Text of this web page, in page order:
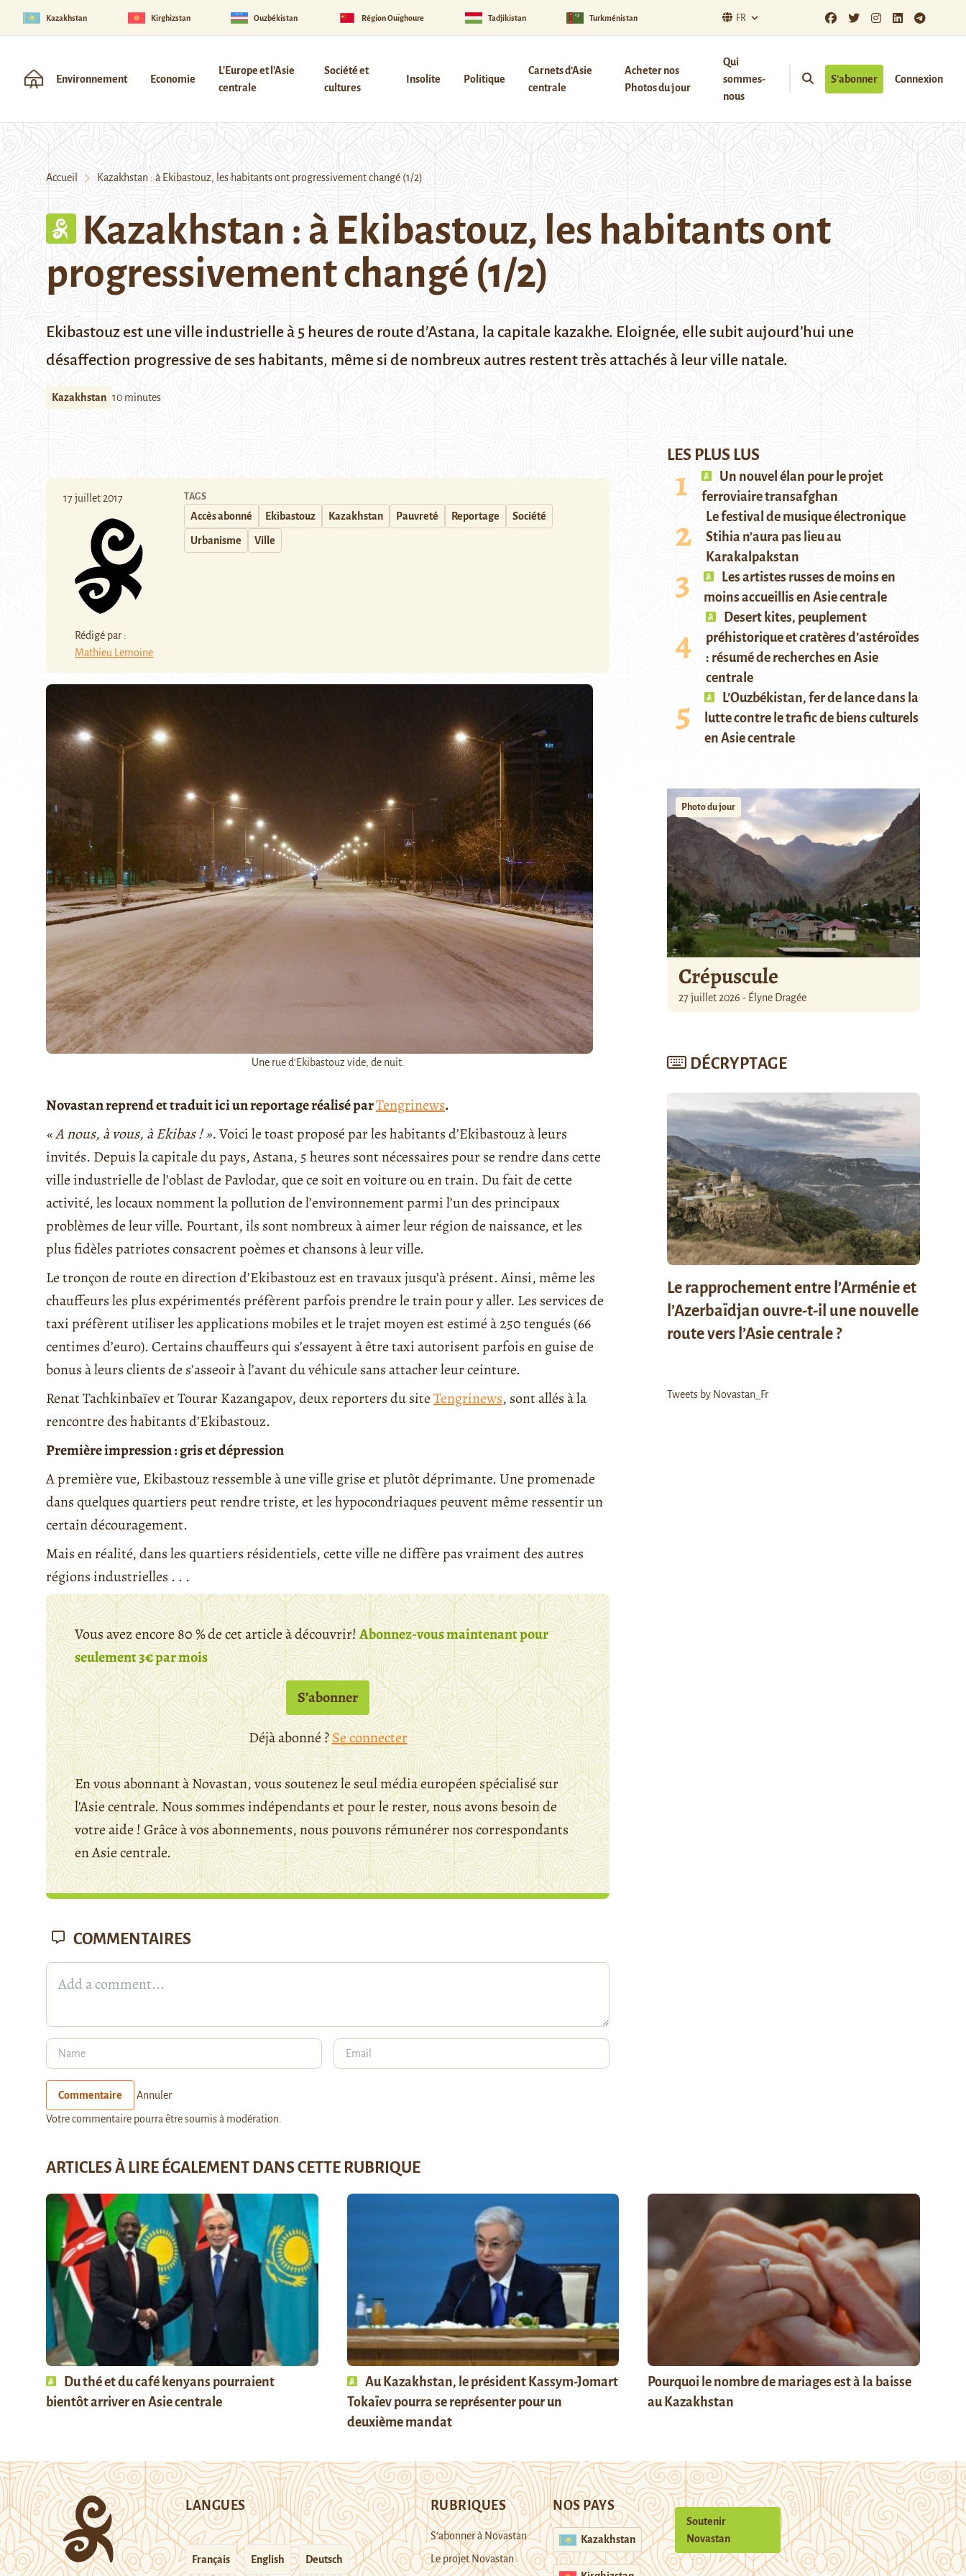
Kazakhstan Kirghizstan Ouzbékistan Région Ouïghoure Tadjikistan Turkménistan FR
Environnement Economie
L'Europe et l'Asie
centrale
Société et
cultures
Insolite Politique
Carnets d’Asie
centrale
Acheter nos
Photos du jour
Qui
sommes-
nous
S’abonner Connexion
Accueil Kazakhstan : à Ekibastouz, les habitants ont progressivement changé (1/2)
Kazakhstan : à Ekibastouz, les habitants ont
progressivement changé (1/2)
Ekibastouz est une ville industrielle à 5 heures de route d’Astana, la capitale kazakhe. Eloignée, elle subit aujourd’hui une
désaffection progressive de ses habitants, même si de nombreux autres restent très attachés à leur ville natale.
Kazakhstan 10 minutes
17 juillet 2017
Rédigé par :
Mathieu Lemoine
TAGS
Accès abonné Ekibastouz Kazakhstan Pauvreté Reportage Société
Urbanisme Ville
Une rue d'Ekibastouz vide, de nuit.
Novastan reprend et traduit ici un reportage réalisé parTengrinews.
« A nous, à vous, à Ekibas ! ».Voici le toast proposé par les habitants d’Ekibastouz à leurs
invités. Depuis la capitale du pays, Astana, 5 heures sont nécessaires pour se rendre dans cette
ville industrielle de l’oblast de Pavlodar, que ce soit en voiture ou en train. Du fait de cette
activité, les locaux nomment la pollution de l’environnement parmi l’un des principaux
problèmes de leur ville. Pourtant, ils sont nombreux à aimer leur région de naissance, et les
plus fidèles patriotes consacrent poèmes et chansons à leur ville.
Le tronçon de route en direction d’Ekibastouz est en travaux jusqu’à présent. Ainsi, même les
chauffeurs les plus expérimentés préfèrent parfois prendre le train pour y aller. Les services de
taxi préfèrent utiliser les applications mobiles et le trajet moyen est estimé à 250 tengués (66
centimes d’euro). Certains chauffeurs qui s’essayent à être taxi autorisent parfois en guise de
bonus à leurs clients de s’asseoir à l’avant du véhicule sans attacher leur ceinture.
Renat Tachkinbaïev et Tourar Kazangapov, deux reporters du siteTengrinews, sont allés à la
rencontre des habitants d’Ekibastouz.
Première impression : gris et dépression
A première vue, Ekibastouz ressemble à une ville grise et plutôt déprimante. Une promenade
dans quelques quartiers peut rendre triste, et les hypocondriaques peuvent même ressentir un
certain découragement.
Mais en réalité, dans les quartiers résidentiels, cette ville ne diffère pas vraiment des autres
régions industrielles . . .
Vous avez encore 80 % de cet article à découvrir!Abonnez-vous maintenant pour
seulement 3€ par mois
S’abonner
Déjà abonné ?Se connecter
En vous abonnant à Novastan, vous soutenez le seul média européen spécialisé sur
l'Asie centrale. Nous sommes indépendants et pour le rester, nous avons besoin de
votre aide ! Grâce à vos abonnements, nous pouvons rémunérer nos correspondants
en Asie centrale.
LES PLUS LUS
Un nouvel élan pour le projet
ferroviaire transafghan
Le festival de musique électronique
Stihia n’aura pas lieu au
Karakalpakstan
Les artistes russes de moins en
moins accueillis en Asie centrale
Desert kites, peuplement
préhistorique et cratères d’astéroïdes
: résumé de recherches en Asie
centrale
L’Ouzbékistan, fer de lance dans la
lutte contre le trafic de biens culturels
en Asie centrale
Photo du jour
Crépuscule
27 juillet 2026 - Élyne Dragée
DÉCRYPTAGE
Le rapprochement entre l’Arménie et
l’Azerbaïdjan ouvre-t-il une nouvelle
route vers l’Asie centrale ?
Tweets by Novastan_Fr
COMMENTAIRES
Commentaire Annuler
Votre commentaire pourra être soumis à modération.
ARTICLES À LIRE ÉGALEMENT DANS CETTE RUBRIQUE
Du thé et du café kenyans pourraient
bientôt arriver en Asie centrale
Au Kazakhstan, le président Kassym-Jomart
Tokaïev pourra se représenter pour un
deuxième mandat
Pourquoi le nombre de mariages est à la baisse
au Kazakhstan
LANGUES
Français English Deutsch
RUBRIQUES
S’abonner à Novastan
Le projet Novastan
NOS PAYS
Kazakhstan
Soutenir
Novastan